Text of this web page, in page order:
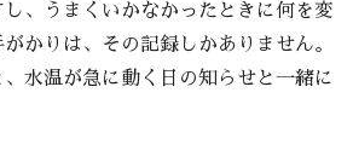
、うまくいかなかったときに何を変
かりは、その記録しかありません。
、水温が急に動く日の知らせと一緒に